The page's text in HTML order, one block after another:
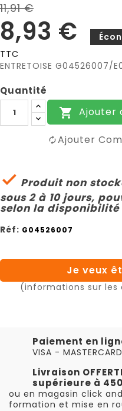
11,91 €
8,93 €
TTC
ENTRETOISE G04526007/
Quantité
 Ajouter
Ajouter
 Produit non
sous 2 à 10 jours,
selon la
Réf: G04526007
Je veux
(informations sur les
Paiement en
VISA - MASTERCARD
Livraison
supérieure à
ou en magasin click
formation et mise en